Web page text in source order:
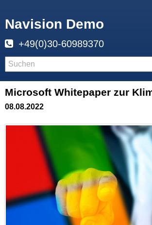
Navision Demo
+49(0)30-60989370
Microsoft Whitepaper zur
08.08.2022